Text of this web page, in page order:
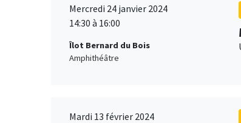
Mercredi 24 janvier 2024
14:30 à 16:00
Îlot Bernard du Bois
Amphithéâtre
Mardi 13 février 2024